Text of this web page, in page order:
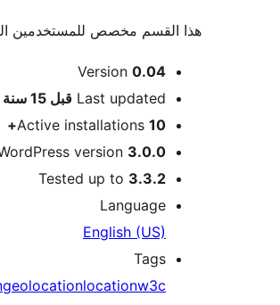
هذا القسم مخصص للمستخدمين
ميتا
Meta
Version 0.04
Last updated قبل 15 سنة
Active installations 10+
version 3.0.0 أو أعلى
Tested up to 3.3.2
Language
English (US)
Tags
geolocationlocationw3c